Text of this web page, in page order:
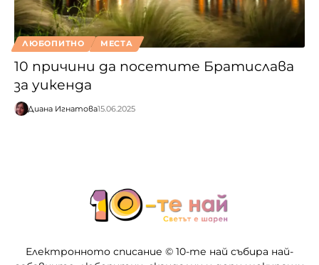
ЛЮБОПИТНО МЕСТА
10 причини да посетите Братислава
за уикенда
Диана Игнатова15.06.2025
Електронното списание © 10-те най събира най-